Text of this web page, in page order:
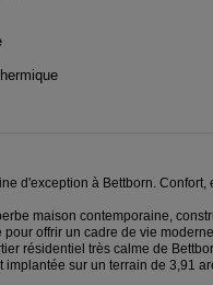
d'exception à Bettborn. Confort,
maison contemporaine,
pour offrir un cadre de vie
résidentiel très calme de
implantée sur un terrain de 3,91